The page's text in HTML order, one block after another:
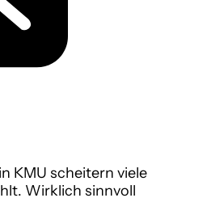
KMU scheitern viele
Wirklich sinnvoll